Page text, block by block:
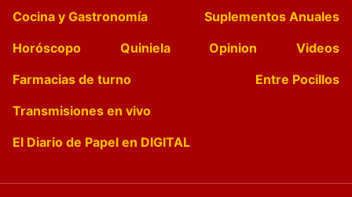
Cocina y Gastronomía
Suplementos Anuales
Horóscopo
Quiniela Opinion
Videos
Farmacias de turno
Entre Pocillos
Transmisiones en vivo
El Diario de Papel en DIGITAL